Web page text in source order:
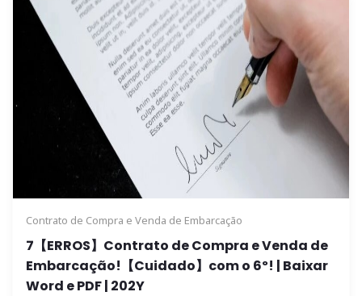
Contrato de Compra e Venda de Embarcação
7【ERROS】Contrato de Compra e Venda de
Embarcação!【Cuidado】com o 6º! | Baixar
Word e PDF | 202Y